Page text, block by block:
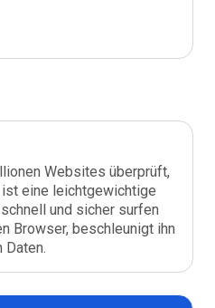
Websites überprüft,
eine leichtgewichtige
und sicher surfen
Browser, beschleunigt ihn
Daten.